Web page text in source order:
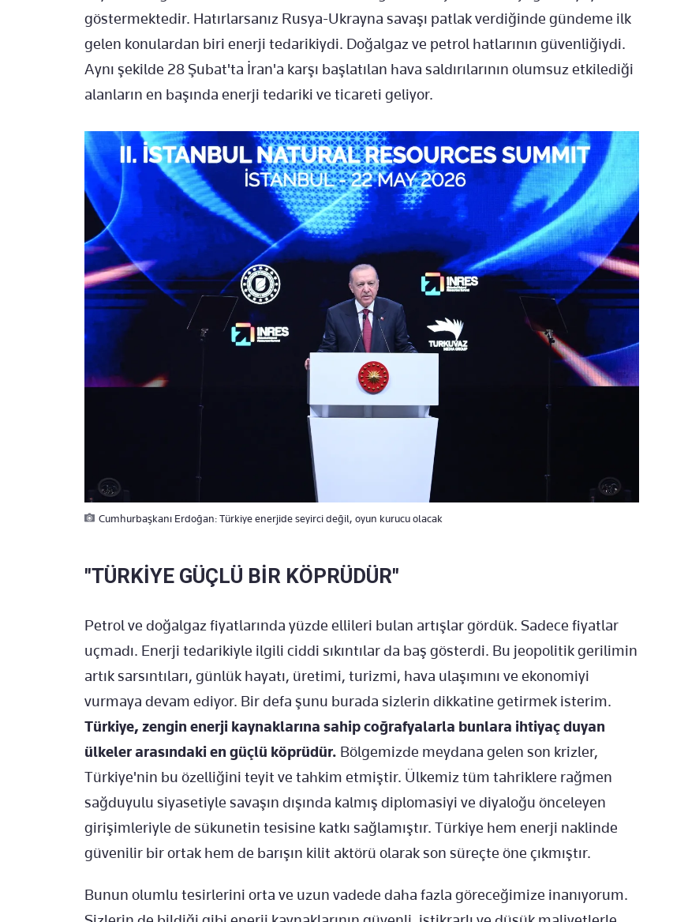
göstermektedir. Hatırlarsanız Rusya-Ukrayna savaşı patlak verdiğinde gündeme ilk
gelen konulardan biri enerji tedarikiydi. Doğalgaz ve petrol hatlarının güvenliğiydi.
Aynı şekilde 28 Şubat'ta İran'a karşı başlatılan hava saldırılarının olumsuz etkilediği
alanların en başında enerji tedariki ve ticareti geliyor.
Cumhurbaşkanı Erdoğan: Türkiye enerjide seyirci değil, oyun kurucu olacak
"TÜRKİYE GÜÇLÜ BİR KÖPRÜDÜR"
Petrol ve doğalgaz fiyatlarında yüzde ellileri bulan artışlar gördük. Sadece fiyatlar
uçmadı. Enerji tedarikiyle ilgili ciddi sıkıntılar da baş gösterdi. Bu jeopolitik gerilimin
artık sarsıntıları, günlük hayatı, üretimi, turizmi, hava ulaşımını ve ekonomiyi
vurmaya devam ediyor. Bir defa şunu burada sizlerin dikkatine getirmek isterim.
Türkiye, zengin enerji kaynaklarına sahip coğrafyalarla bunlara ihtiyaç duyan
ülkeler arasındaki en güçlü köprüdür. Bölgemizde meydana gelen son krizler,
Türkiye'nin bu özelliğini teyit ve tahkim etmiştir. Ülkemiz tüm tahriklere rağmen
sağduyulu siyasetiyle savaşın dışında kalmış diplomasiyi ve diyaloğu önceleyen
girişimleriyle de sükunetin tesisine katkı sağlamıştır. Türkiye hem enerji naklinde
güvenilir bir ortak hem de barışın kilit aktörü olarak son süreçte öne çıkmıştır.
Bunun olumlu tesirlerini orta ve uzun vadede daha fazla göreceğimize inanıyorum.